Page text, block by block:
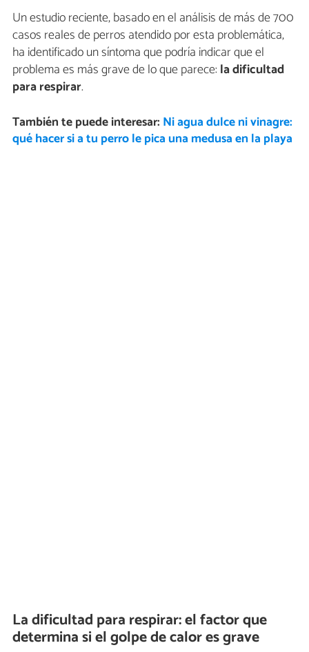
Un estudio reciente, basado en el análisis de más de 700
casos reales de perros atendido por esta problemática,
ha identificado un síntoma que podría indicar que el
problema es más grave de lo que parece:la dificultad
para respirar.
También te puede interesar: Ni agua dulce ni vinagre:
qué hacer si a tu perro le pica una medusa en la playa
La dificultad para respirar: el factor que
determina si el golpe de calor es grave